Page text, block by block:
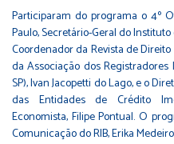
Participaram do programa o 4º
Paulo, Secretário-Geral do
Coordenador da Revista de
da Associação dos Registradores
SP), Ivan Jacopetti do Lago, e o
das Entidades de Crédito
Economista, Filipe Pontual. O
Comunicação do RIB, Erika